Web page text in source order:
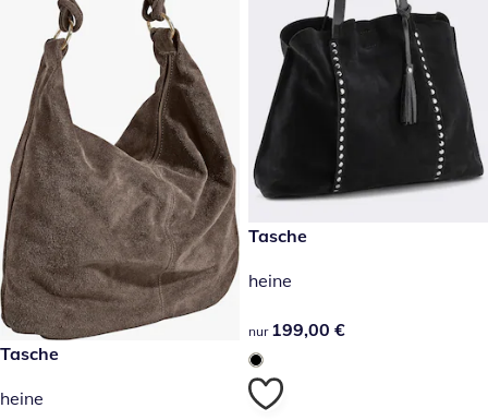
99,99 €
Tasche
heine
199,00 €
Tasche
heine
199,00 €
nur 199,00 €